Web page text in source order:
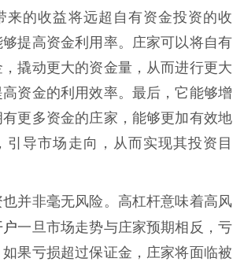
来的收益将远超自有资金投资的收
提高资金利用率。庄家可以将自有
撬动更大的资金量，从而进行更大
资金的利用效率。最后，它能够增
更多资金的庄家，能够更加有效地
引导市场走向，从而实现其投资目
并非毫无风险。高杠杆意味着高风
户一旦市场走势与庄家预期相反，亏
果亏损超过保证金，庄家将面临被